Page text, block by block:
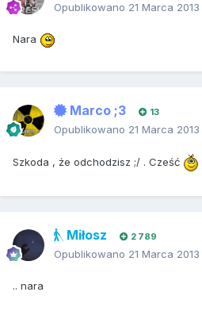
Opublikowano 21 Marca 2013
Nara
Marco ;3 13
Opublikowano 21 Marca 2013
Szkoda , że odchodzisz ;/ . Cześć
Miłosz 2 789
Opublikowano 21 Marca 2013
.. nara